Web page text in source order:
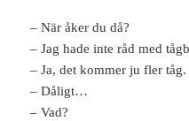
– När åker du då?
– Jag hade inte råd med
– Ja, det kommer ju fler tåg.
– Dåligt…
– Vad?